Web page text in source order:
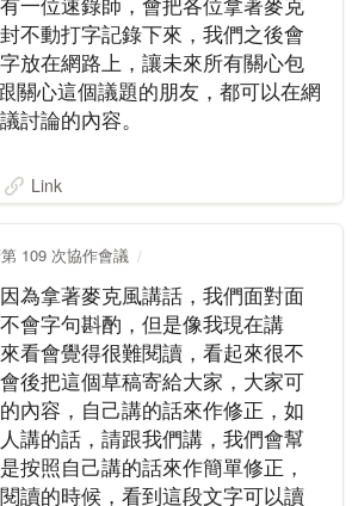
不動打字記錄下來，我們之後會
放在網路上，讓未來所有關心包
關心這個議題的朋友，都可以在網
討論的內容。
Link
109 次協作會議
為拿著麥克風講話，我們面對面
會字句斟酌，但是像我現在講
看會覺得很難閱讀，看起來很不
後把這個草稿寄給大家，大家可
內容，自己講的話來作修正，如
講的話，請跟我們講，我們會幫
按照自己講的話來作簡單修正，
讀的時候，看到這段文字可以讀